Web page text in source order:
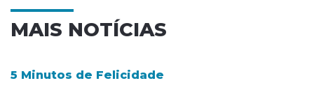
MAIS NOTÍCIAS
5 Minutos de Felicidade